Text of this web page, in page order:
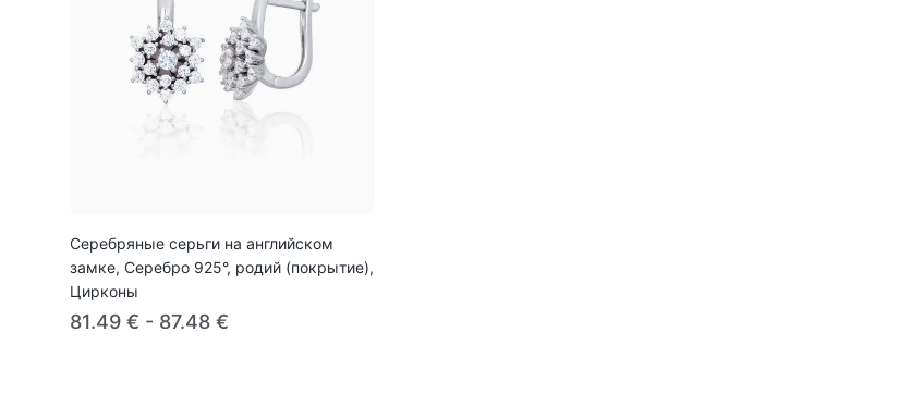
Серебряные серьги на английском
замке, Серебро 925°, родий (покрытие),
Цирконы
81.49 € - 87.48 €